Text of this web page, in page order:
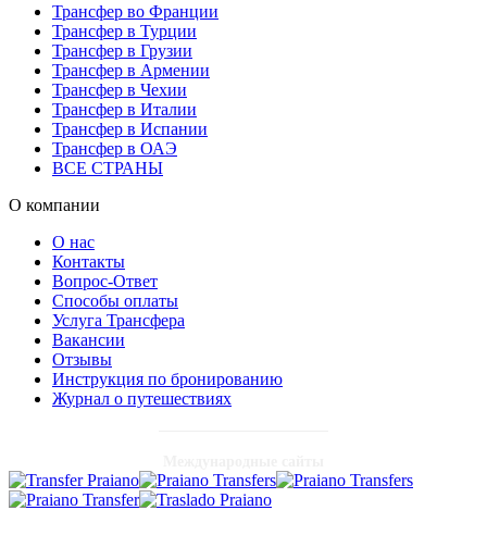
Трансфер во Франции
Трансфер в Турции
Трансфер в Грузии
Трансфер в Армении
Трансфер в Чехии
Трансфер в Италии
Трансфер в Испании
Трансфер в ОАЭ
ВСЕ СТРАНЫ
О компании
О нас
Контакты
Вопрос-Ответ
Способы оплаты
Услуга Трансфера
Вакансии
Отзывы
Инструкция по бронированию
Журнал о путешествиях